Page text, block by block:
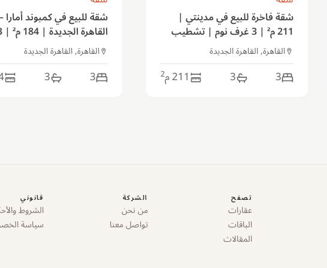
شقة فاخرة للبيع في مدينتي |
211 م² | 3 غرف نوم | تشطيب
سوبر لوكس
القاهرة, القاهرة الجديدة
3
3
211م2
شقة للبيع في كمبوند أمارا
نوم | تشطيب كامل | تقسيط
حتى 10 سنواتالقاهرة, القاهرة الجديدة
3
3
تصفح
عقارات
الباقات
المقالات
الشركة
من نحن
تواصل معنا
قانوني
الشروط
سياسة